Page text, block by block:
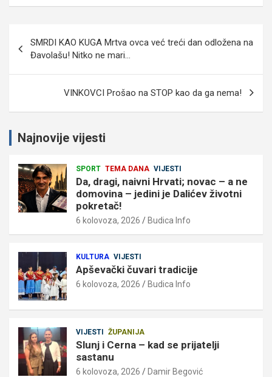
objava
SMRDI KAO KUGA Mrtva ovca već treći dan odložena na
Đavolašu! Nitko ne mari…
VINKOVCI Prošao na STOP kao da ga nema!
Najnovije vijesti
SPORT TEMA DANA VIJESTI
Da, dragi, naivni Hrvati; novac – a ne
domovina – jedini je Dalićev životni
pokretač!
6 kolovoza, 2026 Budica Info
KULTURA VIJESTI
Apševački čuvari tradicije
6 kolovoza, 2026 Budica Info
VIJESTI ŽUPANIJA
Slunj i Cerna – kad se prijatelji
sastanu
6 kolovoza, 2026 Damir Begović